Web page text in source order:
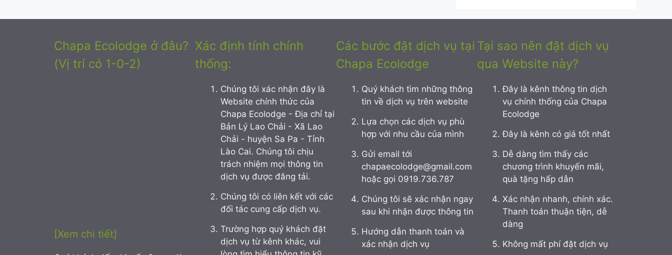
Chapa Ecolodge ở đâu?
(Vị trí có 1-0-2)
[Xem chi tiết]
Xác định tính chính
thống:
Chúng tôi xác nhận đây là
Website chính thức của
Chapa Ecolodge - Địa chỉ tại
Bản Lý Lao Chải - Xã Lao
Chải - huyện Sa Pa - Tỉnh
Lào Cai. Chúng tôi chịu
trách nhiệm mọi thông tin
dịch vụ được đăng tải.
Chúng tôi có liên kết với các
đối tác cung cấp dịch vụ.
Trường hợp quý khách đặt
dịch vụ từ kênh khác, vui
Các bước đặt dịch vụ tại
Chapa Ecolodge
Quý khách tìm những thông
tin về dịch vụ trên website
Lựa chọn các dịch vụ phù
hợp với nhu cầu của mình
Gửi email tới
chapaecolodge@gmail.com
hoặc gọi 0919.736.787
Chúng tôi sẽ xác nhận ngay
sau khi nhận được thông tin
Hướng dẫn thanh toán và
xác nhận dịch vụ
Tại sao nên đặt dịch vụ
qua Website này?
Đây là kênh thông tin dịch
vụ chính thống của Chapa
Ecolodge
Đây là kênh có giá tốt nhất
Dễ dàng tìm thấy các
chương trình khuyến mãi,
quà tặng hấp dẫn
Xác nhận nhanh, chính xác.
Thanh toán thuận tiện, dễ
dàng
Không mất phí đặt dịch vụ